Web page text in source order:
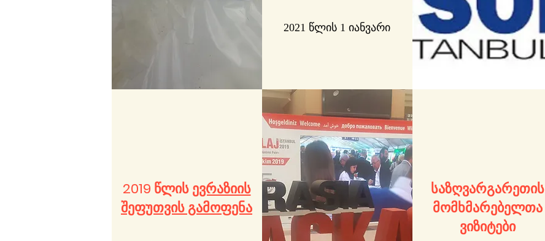
2021 წლის 1 იანვარი
2019 წლისევრაზიის
შეფუთვის გამოფენა
საზღვარგარეთის
მომხმარებელთა
ვიზიტები